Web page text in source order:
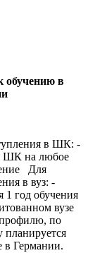
обучению в
в ШК: -
ШК на любое
Для
в вуз: -
1 год обучения
вузе
по
планируется
в Германии.